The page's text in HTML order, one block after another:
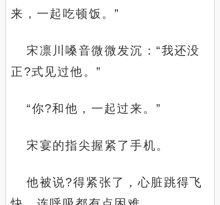
来，一起吃顿饭。”
宋凛川嗓音微微发沉：“我还没
正?式见过他。”
“你?和他，一起过来。”
宋宴的指尖握紧了手机。
他被说?得紧张了，心脏跳得飞